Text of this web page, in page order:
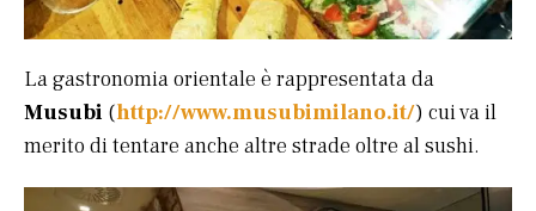
La gastronomia orientale è rappresentata da
Musubi (http://www.musubimilano.it/) cui va il
merito di tentare anche altre strade oltre al sushi.